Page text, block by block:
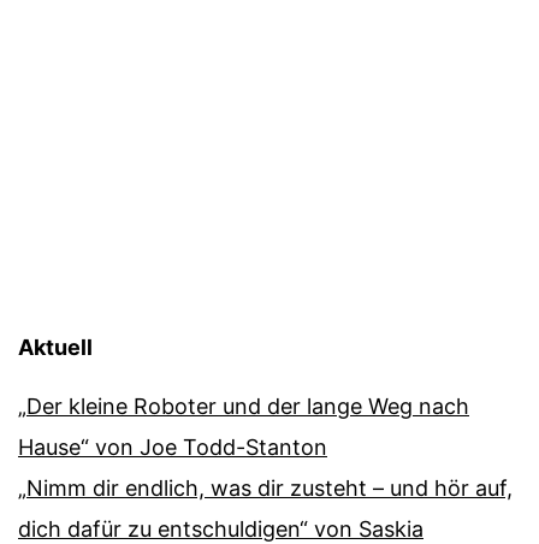
Aktuell
„Der kleine Roboter und der lange Weg nach
Hause“ von Joe Todd-Stanton
„Nimm dir endlich, was dir zusteht – und hör auf,
dich dafür zu entschuldigen“ von Saskia